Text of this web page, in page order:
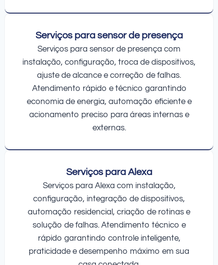
Serviços para sensor de presença
Serviços para sensor de presença com
instalação, configuração, troca de dispositivos,
ajuste de alcance e correção de falhas.
Atendimento rápido e técnico garantindo
economia de energia, automação eficiente e
acionamento preciso para áreas internas e
externas.
Serviços para Alexa
Serviços para Alexa com instalação,
configuração, integração de dispositivos,
automação residencial, criação de rotinas e
solução de falhas. Atendimento técnico e
rápido garantindo controle inteligente,
praticidade e desempenho máximo em sua